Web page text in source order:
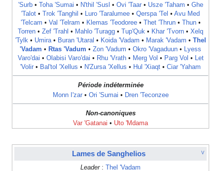
'Surb• Toha 'Sumai • N'thil 'Susl • Ovi 'Taar• Usze 'Taham • Ghe
'Talot • Trok 'Tanghil • Luro 'Taralumee • Qerspa 'Tel • Avu Med
'Telcam • Val 'Telram • Klemas 'Teodoree• Thet 'Thrun• Thun•
Torren • Zef 'Trahl • Mahlo 'Turagg • Tup'Quk • Khar 'Tvorn • Xelq
'Tylk • Umira• Buran 'Utaral • Koida 'Vadam • Marak 'Vadam • Thel
'Vadam • Rtas 'Vadum • Zon 'Vadum • Okro 'Vagaduun •
Lyess
Varo'dai • Olabisi Varo'dai • Rhu 'Vrath‎ • Merg Vol • Parg Vol •
Let
'Volir • Bal'tol 'Xellus • N'Zursa 'Xellus • Hul 'Xiaqt • Ciar 'Yaham
Période indéterminée
Monn I'zar• Ori 'Sumai • Dren 'Teconzee
Non-canoniques
Var 'Gatanai • Uto 'Mdama
V
Lames de Sanghelios
Leader: Thel 'Vadam